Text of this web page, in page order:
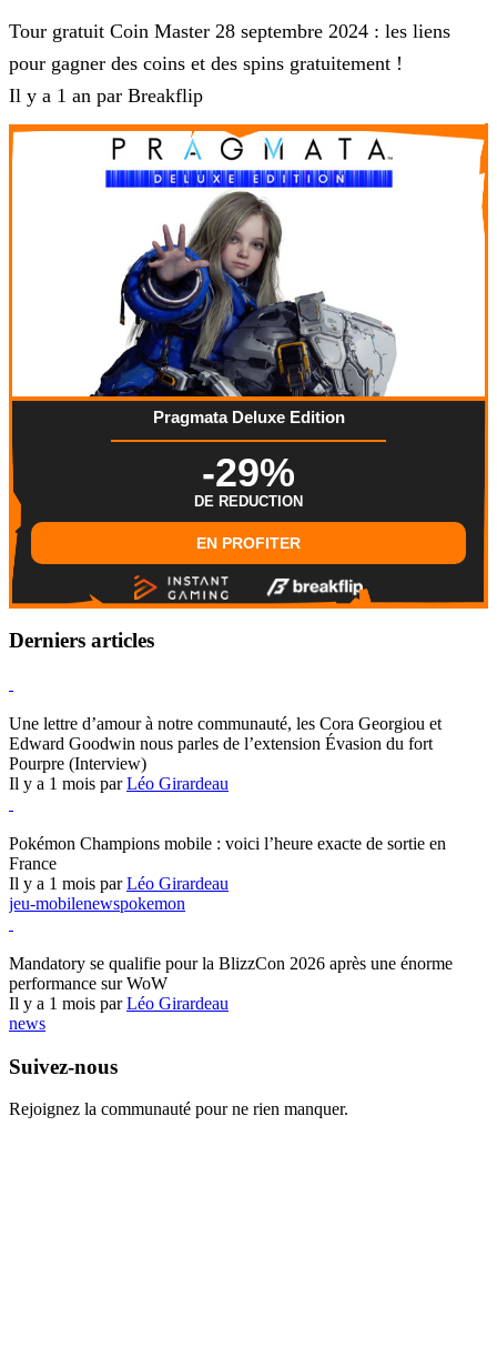
Tour gratuit Coin Master 28 septembre 2024 : les liens
pour gagner des coins et des spins gratuitement !
Il y a 1 an par Breakflip
Pragmata Deluxe Edition
-29%
DE REDUCTION
EN PROFITER
Derniers articles
Une lettre d’amour à notre communauté, les Cora Georgiou et
Edward Goodwin nous parles de l’extension Évasion du fort
Pourpre (Interview)
Il y a 1 mois parLéo Girardeau
Pokémon Champions mobile : voici l’heure exacte de sortie en
France
Il y a 1 mois parLéo Girardeau
jeu-mobilenewspokemon
Mandatory se qualifie pour la BlizzCon 2026 après une énorme
performance sur WoW
Il y a 1 mois parLéo Girardeau
news
Suivez-nous
Rejoignez la communauté pour ne rien manquer.